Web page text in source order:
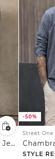
Chino aus elastischem Jersey mit Flexbund
-50%
Street One
STYLE